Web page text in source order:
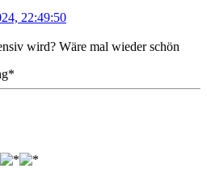
22:49:50
wird? Wäre mal wieder schön